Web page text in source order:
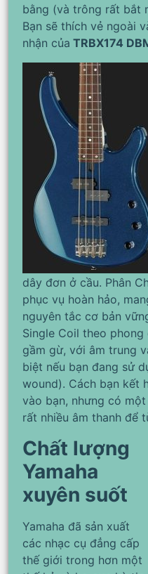
bằng (và trông rất bắt
Bạn sẽ thích vẻ ngoài
nhận của TRBX174
dây đơn ở cầu. Phân
phục vụ hoàn hảo,
nguyên tắc cơ bản
Single Coil theo
gầm gừ, với âm trung
biệt nếu bạn đang sử
wound). Cách bạn kết
vào bạn, nhưng có
rất nhiều âm thanh để
Chất lượng
Yamaha
xuyên suốt
Yamaha đã sản xuất
các nhạc cụ đẳng cấp
thế giới trong hơn một